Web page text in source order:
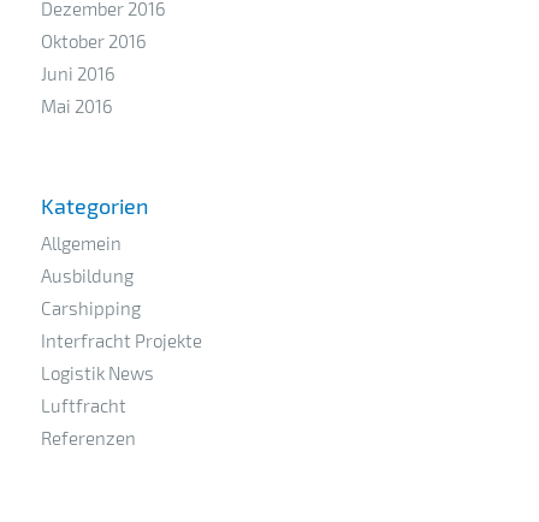
Dezember 2016
Oktober 2016
Juni 2016
Mai 2016
Kategorien
Allgemein
Ausbildung
Carshipping
Interfracht Projekte
Logistik News
Luftfracht
Referenzen